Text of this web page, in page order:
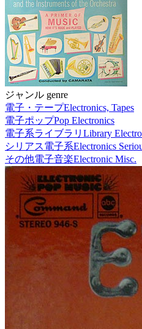
ジャンル genre
電子・テープElectronics, Tapes
電子ポップPop Electronics
電子系ライブラリ Library
シリアス電子系Electronics
その他電子音楽Electronic Misc.